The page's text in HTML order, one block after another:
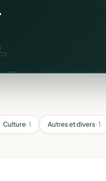
Culture· 1 Autres et divers· 1